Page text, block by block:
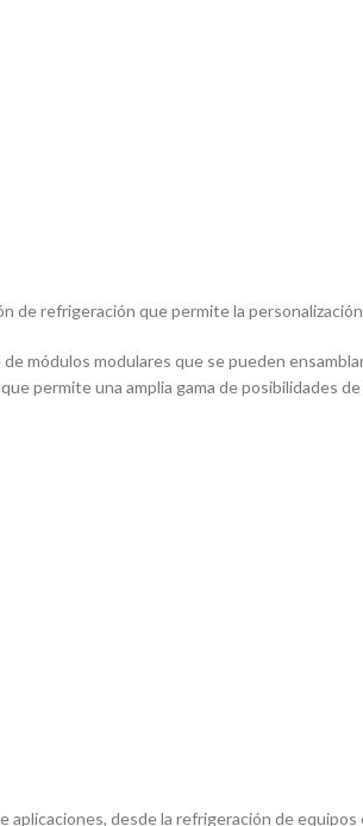
de refrigeración que permite la
módulos modulares que se pueden
permite una amplia gama de posibilidades
desde la refrigeración de